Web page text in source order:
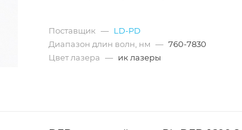
Поставщик — LD-PD
Диапазон длин волн, нм — 760-7830
Цвет лазера — ик лазеры